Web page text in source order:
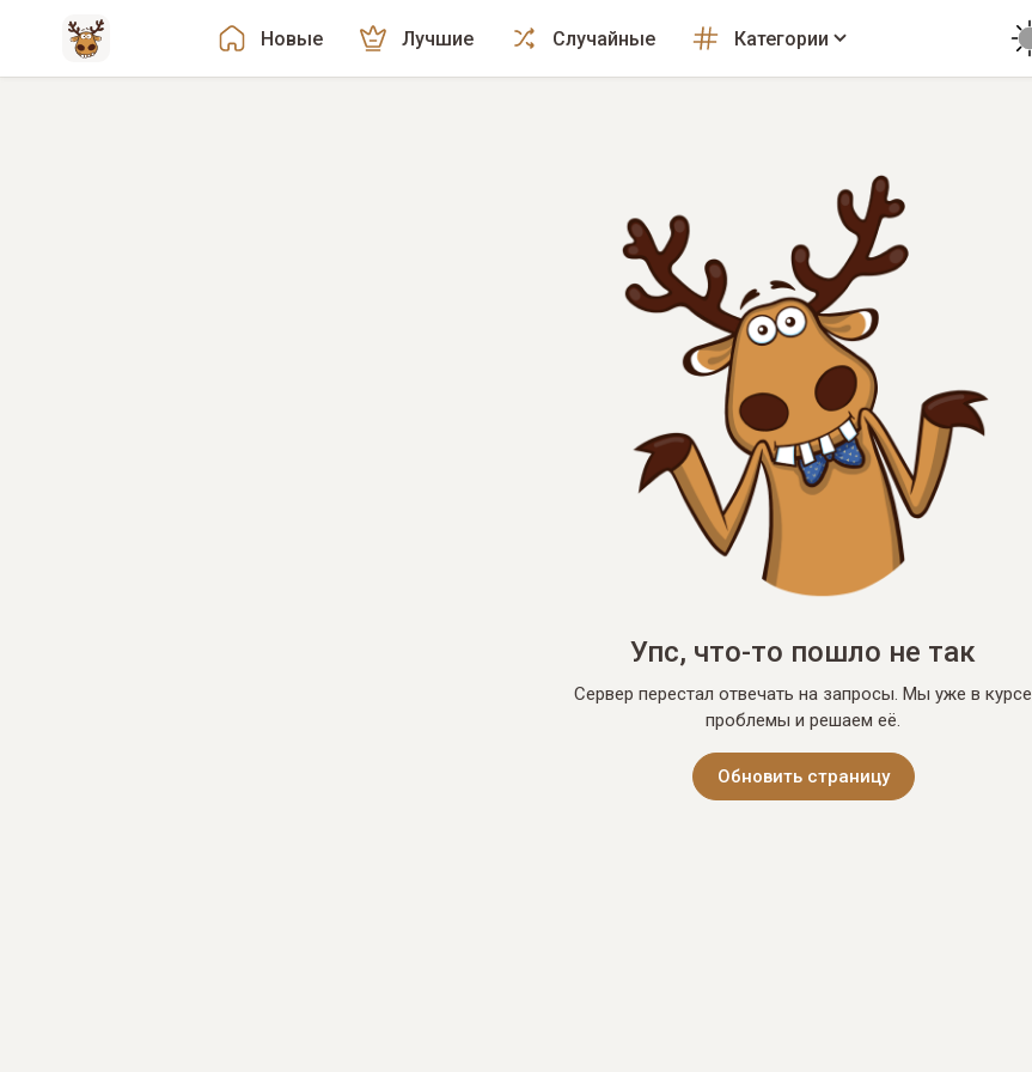
Новые Лучшие Случайные Категории
Упс, что-то пошло не так
Сервер перестал отвечать на запросы. Мы уже в курсе
проблемы и решаем её.
Обновить страницу